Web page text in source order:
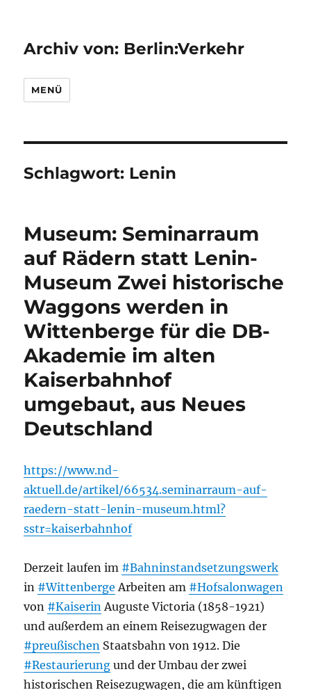
Archiv von: Berlin:Verkehr
MENÜ
Schlagwort: Lenin
Museum: Seminarraum
auf Rädern statt Lenin-
Museum Zwei historische
Waggons werden in
Wittenberge für die DB-
Akademie im alten
Kaiserbahnhof
umgebaut, aus Neues
Deutschland
https://www.nd-
aktuell.de/artikel/66534.seminarraum-auf-
raedern-statt-lenin-museum.html?
sstr=kaiserbahnhof
Derzeit laufen im #Bahninstandsetzungswerk
in #Wittenberge Arbeiten am #Hofsalonwagen
von #KaiserinAuguste Victoria (1858-1921)
und außerdem an einem Reisezugwagen der
#preußischen Staatsbahn von 1912. Die
#Restaurierung und der Umbau der zwei
historischen Reisezugwagen, die am künftigen